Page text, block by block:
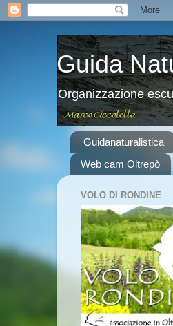
Guida
Organizzazione
Guidanaturalistica
Web cam Oltrepò
VOLO DI RONDINE